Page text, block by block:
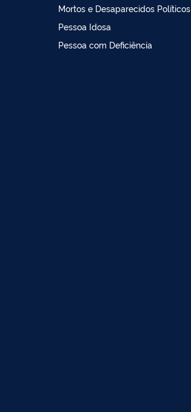
Mortos e Desaparecidos Políticos
Pessoa Idosa
Pessoa com Deficiência